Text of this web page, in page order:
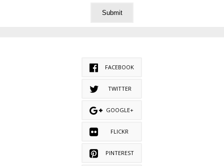
FACEBOOK
TWITTER
GOOGLE+
FLICKR
PINTEREST